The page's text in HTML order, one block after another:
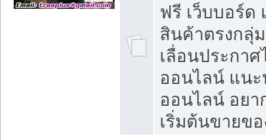
ฟรี เว็บบอร์ด
สินค้าตรงกลุ่
เลื่อนประกา
ออนไลน์ แนะ
ออนไลน์ อย
เริ่มต้นขายข